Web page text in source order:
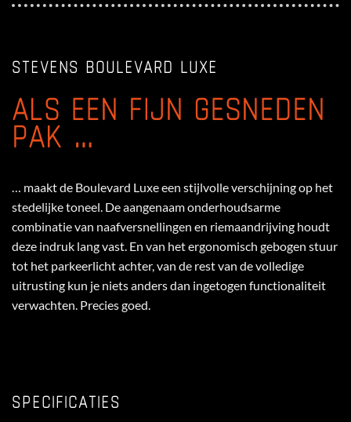
STEVENS BOULEVARD LUXE
ALS EEN FIJN GESNEDEN
PAK …
… maakt de Boulevard Luxe een stijlvolle verschijning op het
stedelijke toneel. De aangenaam onderhoudsarme
combinatie van naafversnellingen en riemaandrijving houdt
deze indruk lang vast. En van het ergonomisch gebogen stuur
tot het parkeerlicht achter, van de rest van de volledige
uitrusting kun je niets anders dan ingetogen functionaliteit
verwachten. Precies goed.
SPECIFICATIES